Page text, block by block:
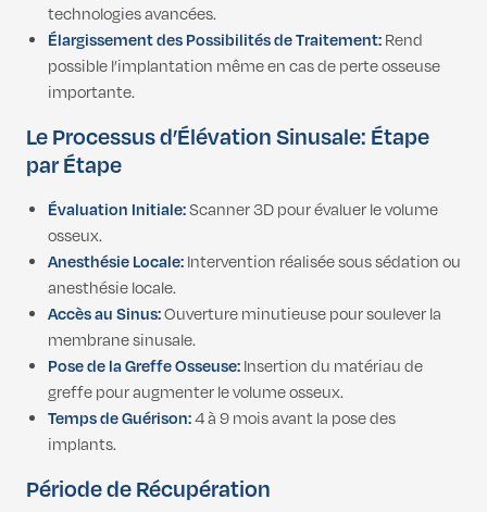
technologies avancées.
Élargissement des Possibilités de Traitement:Rend
possible l’implantation même en cas de perte osseuse
importante.
Le Processus d’Élévation Sinusale: Étape
par Étape
Évaluation Initiale:Scanner 3D pour évaluer le volume
osseux.
Anesthésie Locale:Intervention réalisée sous sédation ou
anesthésie locale.
Accès au Sinus:Ouverture minutieuse pour soulever la
membrane sinusale.
Pose de la Greffe Osseuse:Insertion du matériau de
greffe pour augmenter le volume osseux.
Temps de Guérison:4 à 9 mois avant la pose des
implants.
Période de Récupération